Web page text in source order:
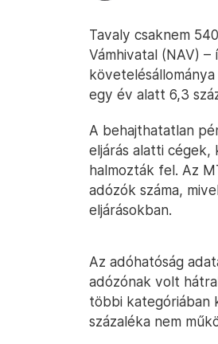
Tavaly csaknem
Vámhivatal (NAV) –
egy év alatt 6,3
A behajthatatlan
eljárás alatti cégek,
halmozták fel. Az
adózók száma,
eljárásokban.
Az adóhatóság
adózónak volt
többi kategóriában
százaléka nem